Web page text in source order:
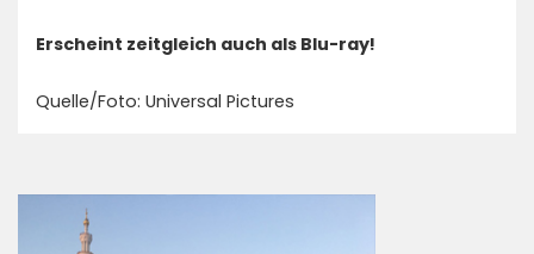
Erscheint zeitgleich auch als Blu-ray!
Quelle/Foto: Universal Pictures